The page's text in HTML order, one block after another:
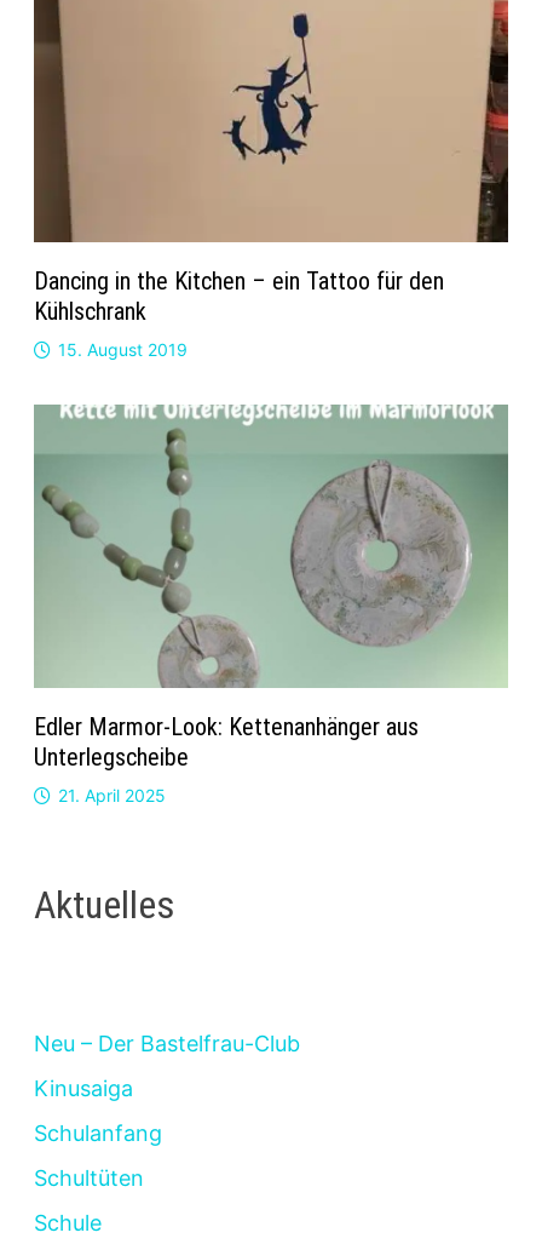
Dancing in the Kitchen – ein Tattoo für den
Kühlschrank
15. August 2019
Edler Marmor-Look: Kettenanhänger aus
Unterlegscheibe
21. April 2025
Aktuelles
Neu – Der Bastelfrau-Club
Kinusaiga
Schulanfang
Schultüten
Schule